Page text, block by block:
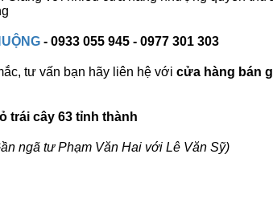
- 0933 055 945 - 0977 301 303
tư vấn bạn hãy liên hệ với cửa hàng bán
trái cây 63 tỉnh thành
ngã tư Phạm Văn Hai với Lê Văn Sỹ)